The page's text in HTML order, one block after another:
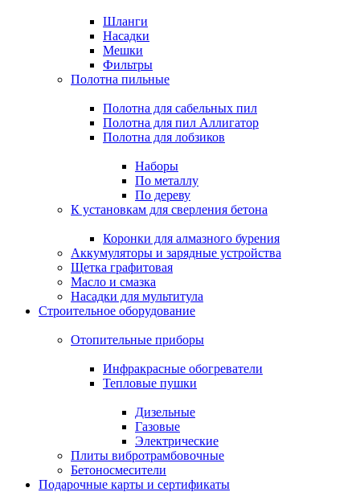
Шланги
Насадки
Мешки
Фильтры
Полотна пильные
Полотна для сабельных пил
Полотна для пил Аллигатор
Полотна для лобзиков
Наборы
По металлу
По дереву
К установкам для сверления бетона
Коронки для алмазного бурения
Аккумуляторы и зарядные устройства
Щетка графитовая
Масло и смазка
Насадки для мультитула
Строительное оборудование
Отопительные приборы
Инфракрасные обогреватели
Тепловые пушки
Дизельные
Газовые
Электрические
Плиты вибротрамбовочные
Бетоносмесители
Подарочные карты и сертификаты